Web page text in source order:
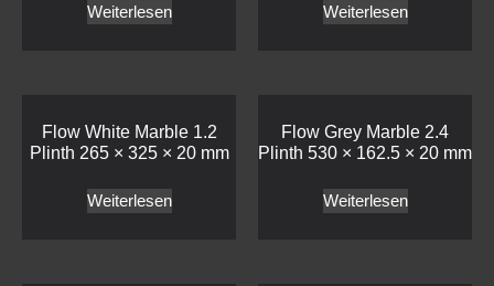
Weiterlesen Weiterlesen
Flow White Marble 1.2
Plinth 265 × 325 × 20 mm
Weiterlesen
Flow Grey Marble 2.4
Plinth 530 × 162.5 × 20 mm
Weiterlesen